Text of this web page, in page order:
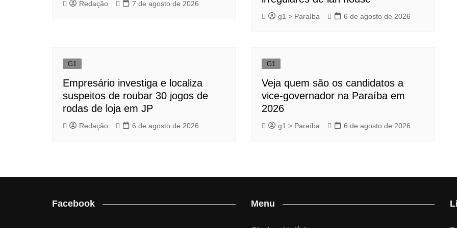
Redação 7 de agosto de 2026
g1 > Paraíba 6 de agosto de 2026
G1
Empresário investiga e localiza
suspeitos de roubar 30 jogos de
rodas de loja em JP
Redação 6 de agosto de 2026
G1
Veja quem são os candidatos a
vice-governador na Paraíba em
2026
g1 > Paraíba 6 de agosto de 2026
Facebook Menu